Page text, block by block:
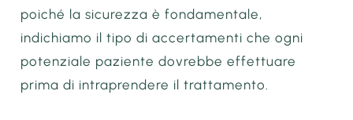
poiché la sicurezza è fondamentale,
indichiamo il tipo di accertamenti che ogni
potenziale paziente dovrebbe effettuare
prima di intraprendere il trattamento.